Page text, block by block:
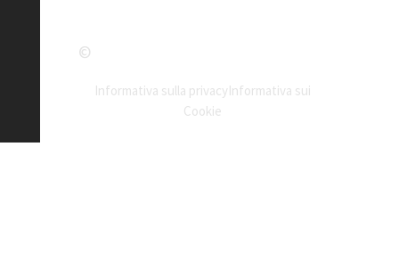
©
Informativa sulla privacyInformativa sui
Cookie